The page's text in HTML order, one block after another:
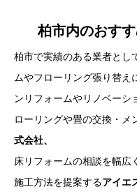
柏市内のおす
柏市で実績のある業者とし
ムやフローリング張り替え
ンリフォームやリノベーシ
ローリングや畳の交換・メ
式会社、
床リフォームの相談を幅広
施工方法を提案するアイエ